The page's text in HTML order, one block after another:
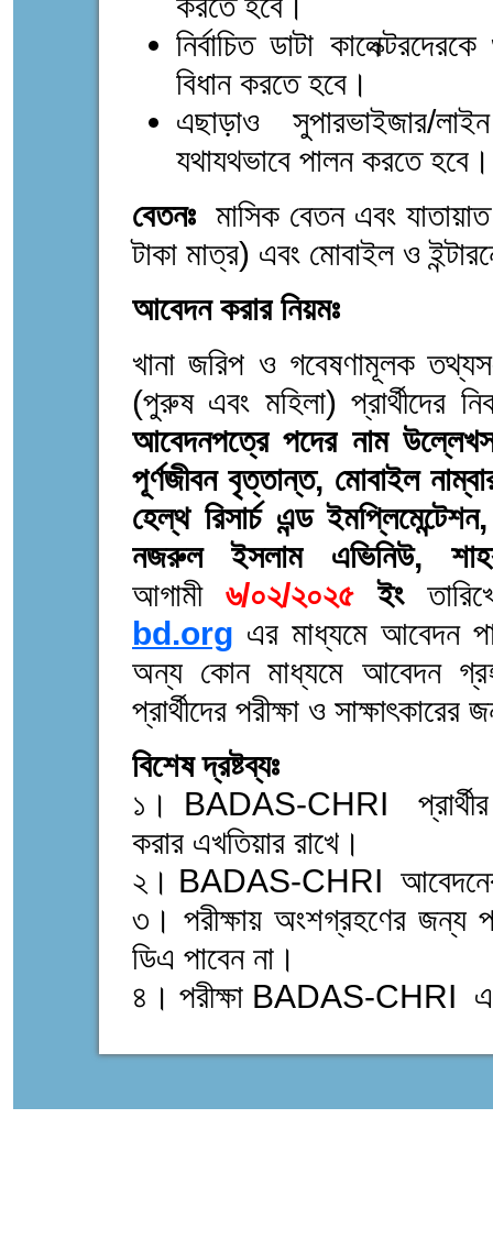
নির্বাচিত ডাটা
বিধান করতে হবে।
এছাড়াও সুপারভাইজার/
যথাযথভাবে পালন করতে হবে।
বেতনঃ মাসিক বেতন এবং
টাকা মাত্র) এবং মোবাইল ও
আবেদন করার নিয়মঃ
খানা জরিপ ও গবেষণামূলক
(পুরুষ এবং মহিলা) প্রার্থীদের
আবেদনপত্রে পদের নাম
পূর্ণজীবন বৃত্তান্ত, মোবাইল
হেল্থ রিসার্চ এন্ড
নজরুল ইসলাম এভিনিউ,
আগামী৬/০২/২০২৫ ইং
bd.org এর মাধ্যমে আবেদন
অন্য কোন মাধ্যমে আবেদন
প্রার্থীদের পরীক্ষা ও
বিশেষ দ্রষ্টব্যঃ
১। BADAS-CHRI প্রার্থীর
করার এখতিয়ার রাখে।
২। BADAS-CHRI আবেদনের
৩। পরীক্ষায় অংশগ্রহণের জন্য
ডিএ পাবেন না।
৪। পরীক্ষা BADAS-CHRI